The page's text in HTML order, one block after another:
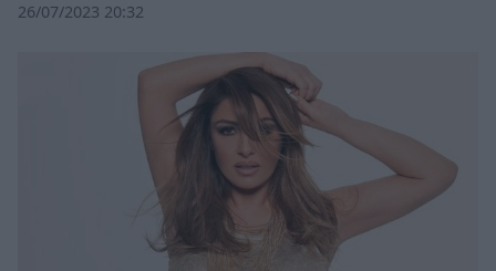
26/07/2023 20:32